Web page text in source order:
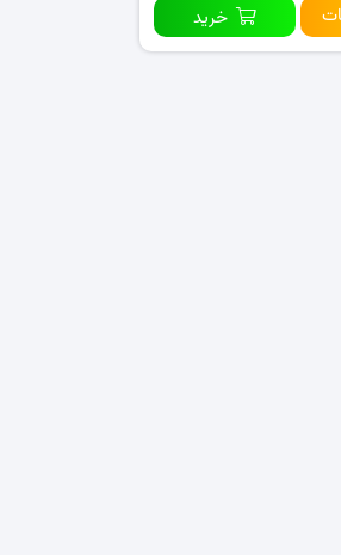
خرید